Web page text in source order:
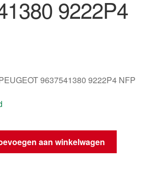
9222P4
9637541380 9222P4 NFP
aan winkelwagen